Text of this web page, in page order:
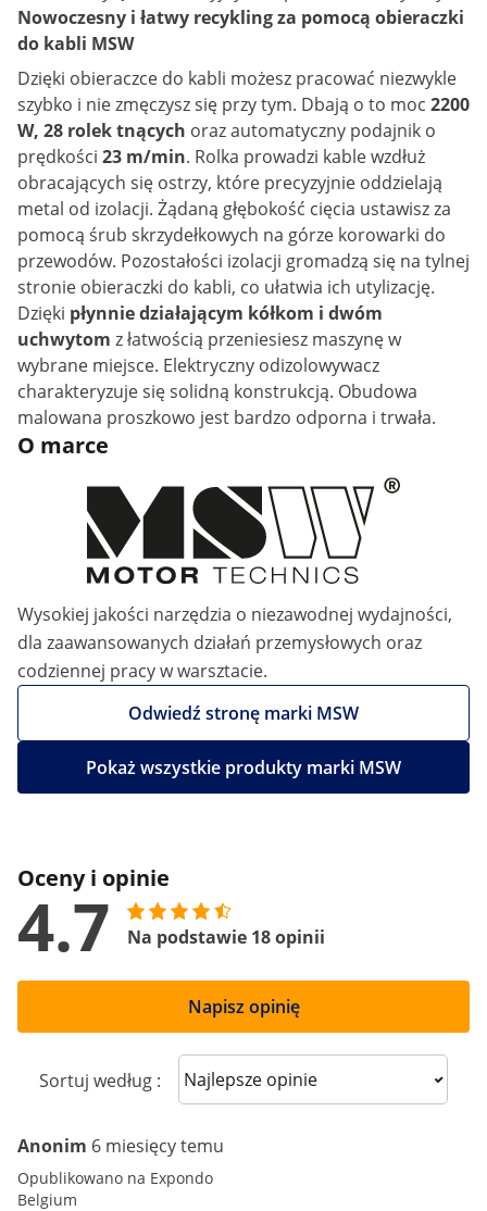
Nowoczesny i łatwy recykling za pomocą obieraczki
do kabli MSW
Dzięki obieraczce do kabli możesz pracować niezwykle
szybko i nie zmęczysz się przy tym. Dbają o to moc 2200
W, 28 rolek tnących oraz automatyczny podajnik o
prędkości 23 m/min. Rolka prowadzi kable wzdłuż
obracających się ostrzy, które precyzyjnie oddzielają
metal od izolacji. Żądaną głębokość cięcia ustawisz za
pomocą śrub skrzydełkowych na górze korowarki do
przewodów. Pozostałości izolacji gromadzą się na tylnej
stronie obieraczki do kabli, co ułatwia ich utylizację.
Dzięki płynnie działającym kółkom i dwóm
uchwytom z łatwością przeniesiesz maszynę w
wybrane miejsce. Elektryczny odizolowywacz
charakteryzuje się solidną konstrukcją. Obudowa
malowana proszkowo jest bardzo odporna i trwała.
O marce
Wysokiej jakości narzędzia o niezawodnej wydajności,
dla zaawansowanych działań przemysłowych oraz
codziennej pracy w warsztacie.
Odwiedź stronę marki MSW
Pokaż wszystkie produkty marki MSW
Oceny i opinie
4.7 Na podstawie 18 opinii
Napisz opinię
Sortuj według : Sort reviews
Anonim 6 miesięcy temu
Opublikowano na Expondo
Belgium